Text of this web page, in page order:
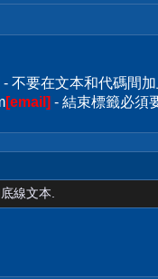
- 不要在文本和代碼間
[email] - 結束標籤必須
線文本.